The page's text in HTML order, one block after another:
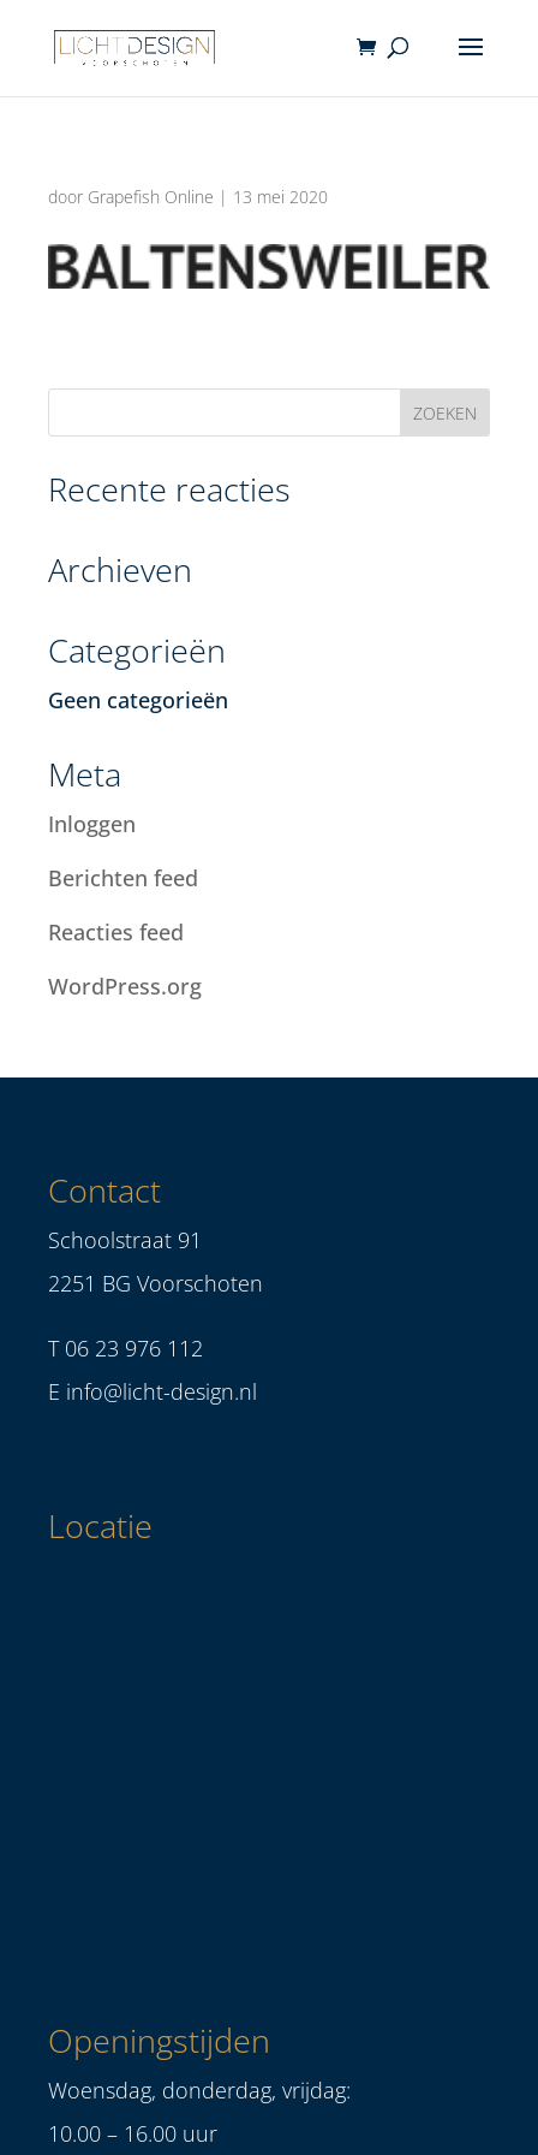
door Grapefish Online | 13 mei 2020
Recente reacties
Archieven
Categorieën
Geen categorieën
Meta
Inloggen
Berichten feed
Reacties feed
WordPress.org
Contact
Schoolstraat 91
2251 BG Voorschoten
T 06 23 976 112
E info@licht-design.nl
Locatie
Openingstijden
Woensdag, donderdag, vrijdag:
10.00 – 16.00 uur